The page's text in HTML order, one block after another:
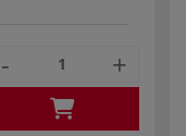
- +